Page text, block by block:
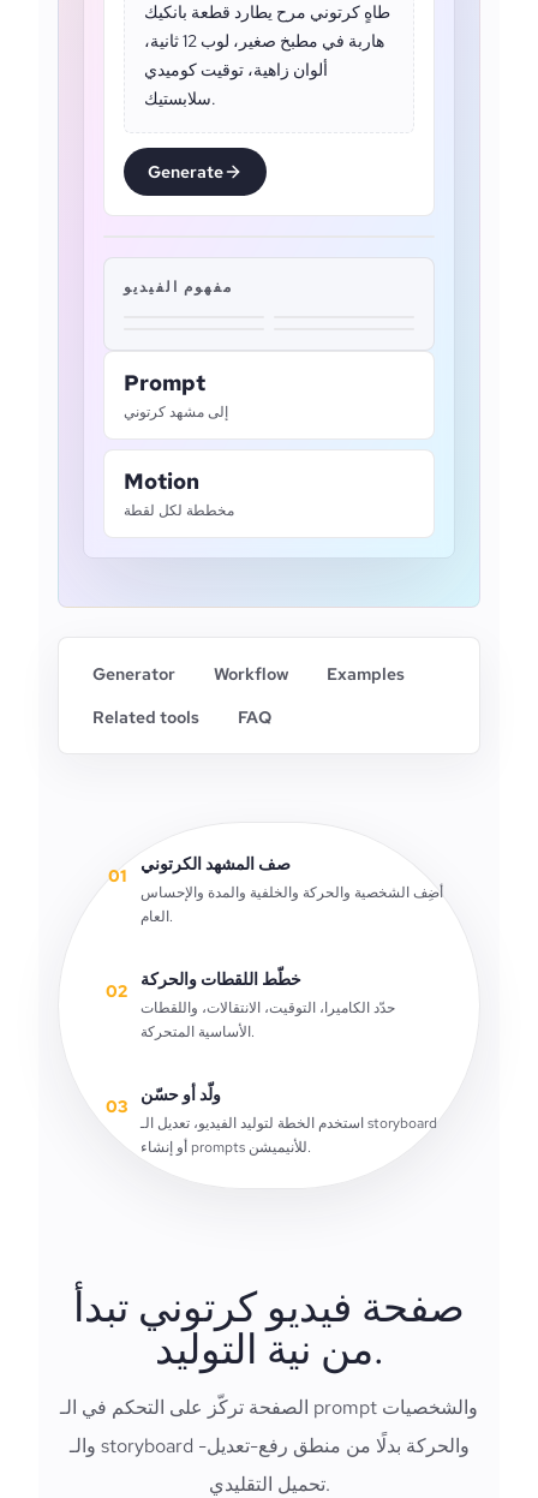
طاهٍ كرتوني مرح يطارد قطعة بانكيك
هاربة في مطبخ صغير، لوب 12 ثانية،
ألوان زاهية، توقيت كوميدي
سلابستيك.
Generate
مفهوم الفيديو
Prompt
إلى مشهد كرتوني
Motion
مخططة لكل لقطة
Generator Workflow
Examples
Related tools
FAQ
01
صف المشهد الكرتوني
أضِف الشخصية والحركة والخلفية والمدة والإحساس
العام.
02
خطّط اللقطات والحركة
حدّد الكاميرا، التوقيت، الانتقالات، واللقطات
الأساسية المتحركة.
03
ولّد أو حسّن
استخدم الخطة لتوليد الفيديو، تعديل الـ storyboard
أو إنشاء prompts للأنيميشن.
صفحة فيديو كرتوني تبدأ
من نية التوليد.
الصفحة تركّز على التحكم في الـ prompt والشخصيات
والـ storyboard والحركة بدلًا من منطق رفع-تعديل-
تحميل التقليدي.